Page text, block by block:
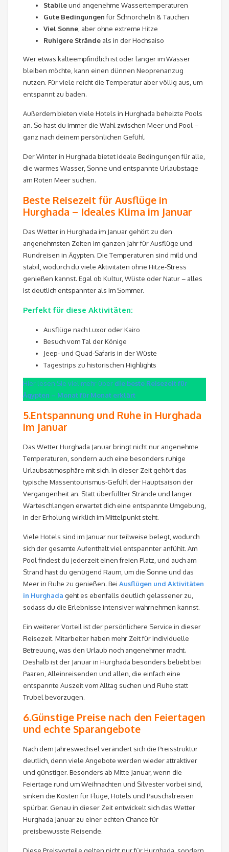
Stabileund angenehme Wassertemperaturen
Gute Bedingungenfür Schnorcheln & Tauchen
Viel Sonne , aber ohne extreme Hitze
Ruhigere Strände als in der Hochsaiso
Wer etwas kälteempfindlich ist oder länger im Wasser
bleiben möchte, kann einen dünnen Neoprenanzug
nutzen. Für viele reicht die Temperatur aber völlig aus, um
entspannt zu baden.
Außerdem bieten viele Hotels in Hurghada beheizte Pools
an. So hast du immer die Wahl zwischen Meer und Pool –
ganz nach deinem persönlichen Gefühl.
Der Winter in Hurghada bietet ideale Bedingungen für alle,
die warmes Wasser, Sonne und entspannte Urlaubstage
am Roten Meer suchen.
Beste Reisezeit für Ausflüge in
Hurghada – Ideales Klima im Januar
Das Wetter in Hurghada im Januar gehört zu den
angenehmsten Zeiten im ganzen Jahr für Ausflüge und
Rundreisen in Ägypten. Die Temperaturen sind mild und
stabil, wodurch du viele Aktivitäten ohne Hitze-Stress
genießen kannst. Egal ob Kultur, Wüste oder Natur – alles
ist deutlich entspannter als im Sommer.
Perfekt für diese Aktivitäten:
Ausflüge nach Luxor oder Kairo
Besuch vom Tal der Könige
Jeep- und Quad-Safaris in der Wüste
Tagestrips zu historischen Highlights
Hier lesen Sie viel mehr über die beste Reisezeit für
Ägypten – Monat für Monat erklärt
5.Entspannung und Ruhe in Hurghada
im Januar
Das Wetter Hurghada Januar bringt nicht nur angenehme
Temperaturen, sondern auch eine besonders ruhige
Urlaubsatmosphäre mit sich. In dieser Zeit gehört das
typische Massentourismus-Gefühl der Hauptsaison der
Vergangenheit an. Statt überfüllter Strände und langer
Warteschlangen erwartet dich eine entspannte Umgebung,
in der Erholung wirklich im Mittelpunkt steht.
Viele Hotels sind im Januar nur teilweise belegt, wodurch
sich der gesamte Aufenthalt viel entspannter anfühlt. Am
Pool findest du jederzeit einen freien Platz, und auch am
Strand hast du genügend Raum, um die Sonne und das
Meer in Ruhe zu genießen. Bei Ausflügen und Aktivitäten
in Hurghada geht es ebenfalls deutlich gelassener zu,
sodass du die Erlebnisse intensiver wahrnehmen kannst.
Ein weiterer Vorteil ist der persönlichere Service in dieser
Reisezeit. Mitarbeiter haben mehr Zeit für individuelle
Betreuung, was den Urlaub noch angenehmer macht.
Deshalb ist der Januar in Hurghada besonders beliebt bei
Paaren, Alleinreisenden und allen, die einfach eine
entspannte Auszeit vom Alltag suchen und Ruhe statt
Trubel bevorzugen.
6.Günstige Preise nach den Feiertagen
und echte Sparangebote
Nach dem Jahreswechsel verändert sich die Preisstruktur
deutlich, denn viele Angebote werden wieder attraktiver
und günstiger. Besonders ab Mitte Januar, wenn die
Feiertage rund um Weihnachten und Silvester vorbei sind,
sinken die Kosten für Flüge, Hotels und Pauschalreisen
spürbar. Genau in dieser Zeit entwickelt sich das Wetter
Hurghada Januar zu einer echten Chance für
preisbewusste Reisende.